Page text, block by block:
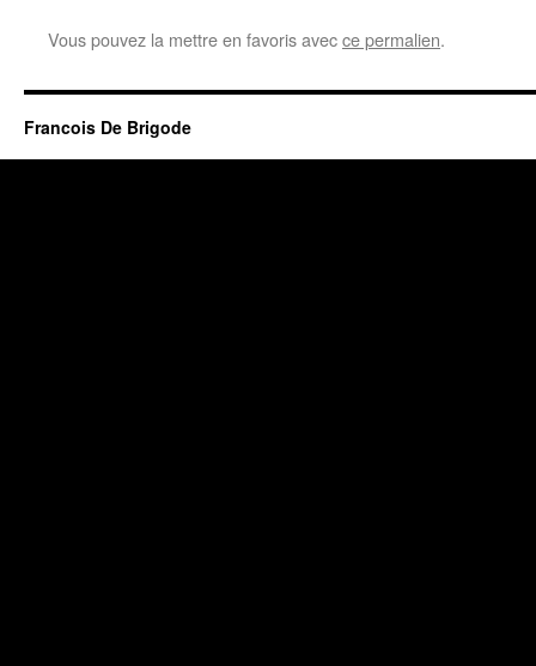
Vous pouvez la mettre en favoris avecce permalien.
Francois De Brigode